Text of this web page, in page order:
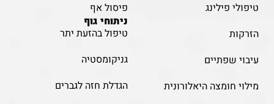
טיפולי פילינג
הזרקות
עיבוי שפתיים
מילוי חומצה היאלורונית
פיסול אף
ניתוחי גוף
טיפול בהזעת יתר
גניקומסטיה
הגדלת חזה לגברים